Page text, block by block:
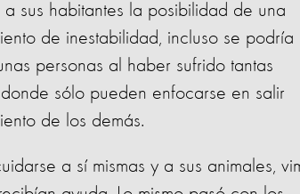
sus habitantes la posibilidad de una
de inestabilidad, incluso se podría
personas al haber sufrido tantas
sólo pueden enfocarse en salir
de los demás.
a sí mismas y a sus animales,